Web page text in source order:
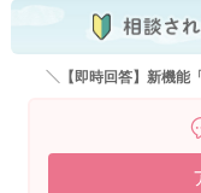
＼【即時回答】新機能